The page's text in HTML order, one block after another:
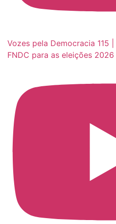
Vozes pela Democracia 115
FNDC para as eleições 2026